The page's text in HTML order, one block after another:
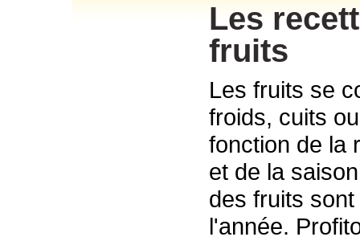
Les
fruits
Les fruits se
froids, cuits
fonction de la
et de la
des fruits
l'année.